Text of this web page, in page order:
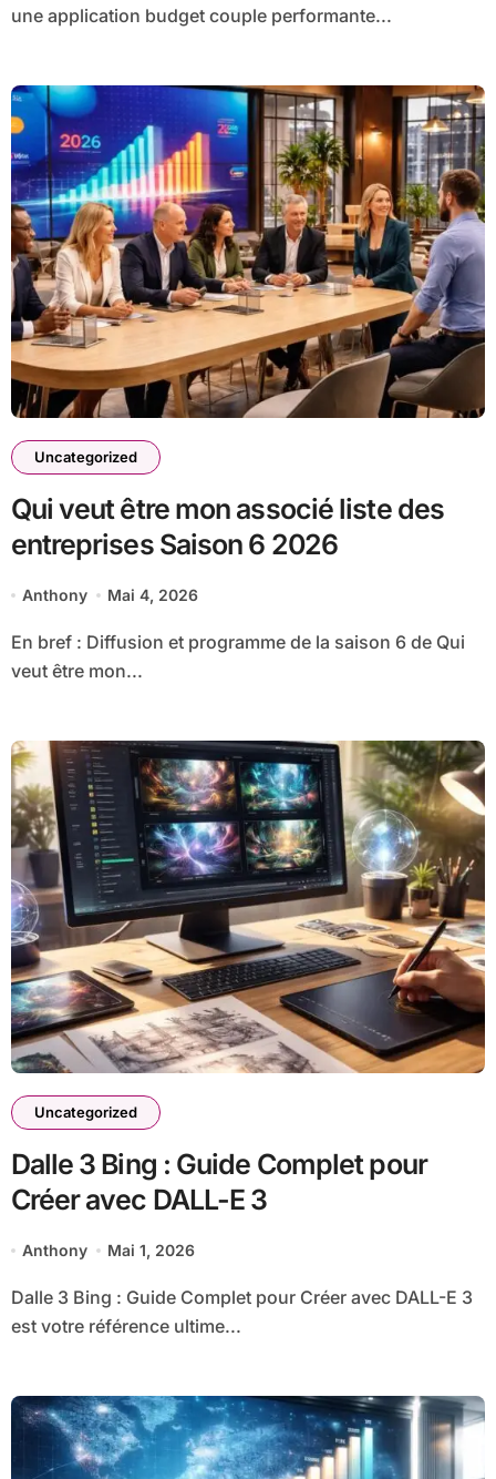
une application budget couple performante...
Uncategorized
Qui veut être mon associé liste des
entreprises Saison 6 2026
Anthony Mai 4, 2026
En bref : Diffusion et programme de la saison 6 de Qui
veut être mon...
Uncategorized
Dalle 3 Bing : Guide Complet pour
Créer avec DALL-E 3
Anthony Mai 1, 2026
Dalle 3 Bing : Guide Complet pour Créer avec DALL-E 3
est votre référence ultime...